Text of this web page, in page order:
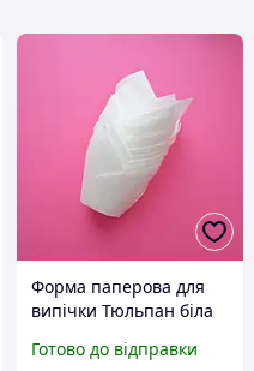
Форма паперова для
випічки Тюльпан біла
Готово до відправки